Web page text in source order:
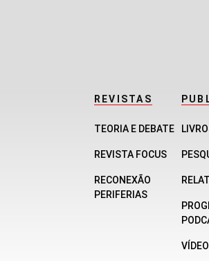
REVISTAS
TEORIA E DEBATE
REVISTA FOCUS
RECONEXÃO
PERIFERIAS